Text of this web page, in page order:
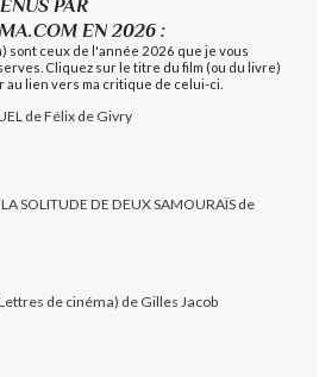
PAR
EN 2026 :
sont ceux de l'année 2026 que je vous
Cliquez sur le titre du film (ou du livre)
lien vers ma critique de celui-ci.
de Félix de Givry
SOLITUDE DE DEUX SAMOURAÏS de
de cinéma) de Gilles Jacob